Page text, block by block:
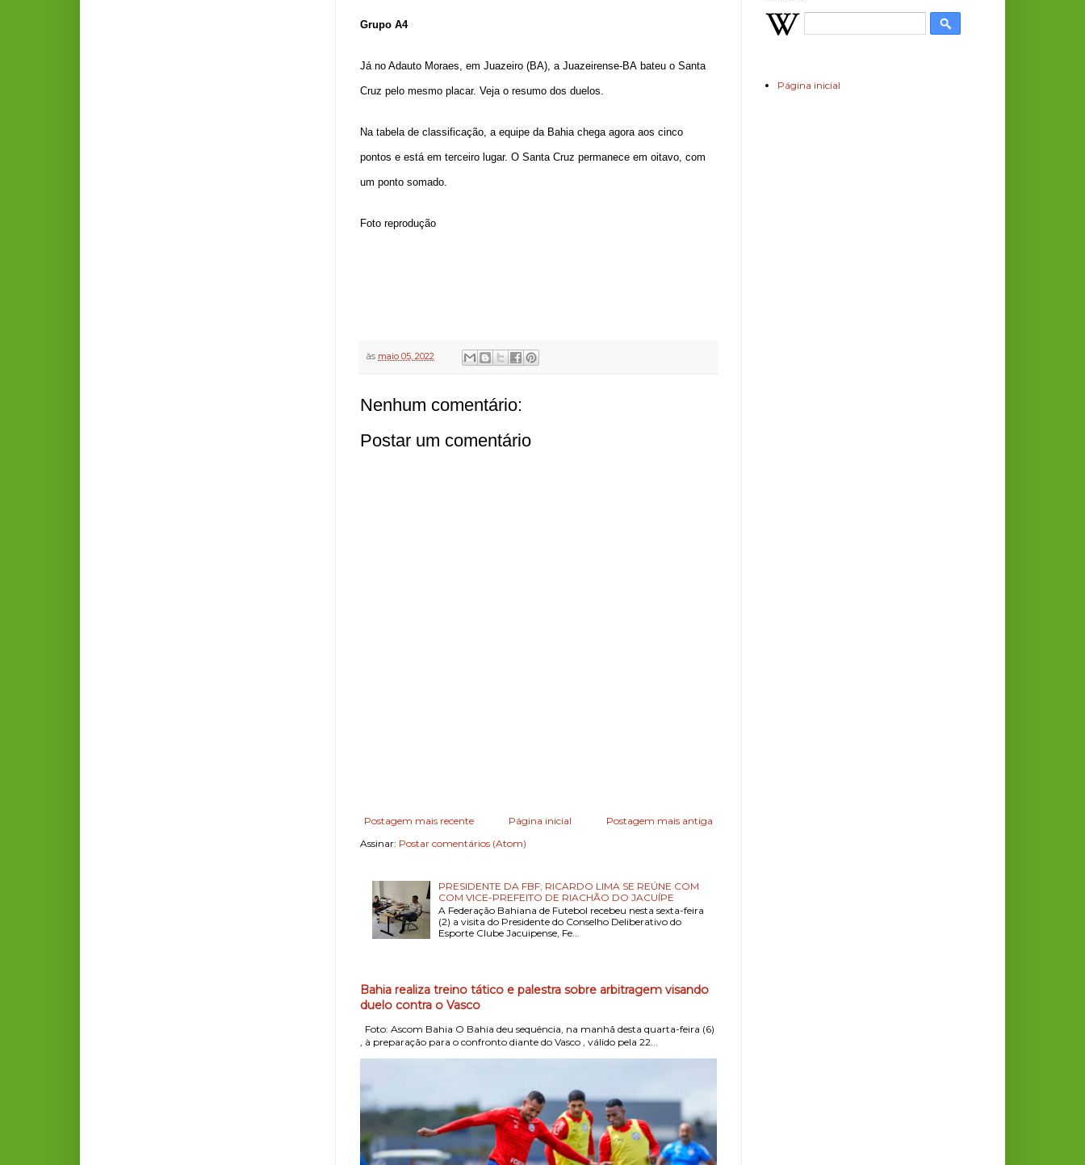
Grupo A4
Já no Adauto Moraes, em Juazeiro (BA), a Juazeirense-BA bateu o Santa
Cruz pelo mesmo placar. Veja o resumo dos duelos.
Na tabela de classificação, a equipe da Bahia chega agora aos cinco
pontos e está em terceiro lugar. O Santa Cruz permanece em oitavo, com
um ponto somado.
Foto reprodução
às maio 05, 2022
Nenhum comentário:
Postar um comentário
Postagem mais recente Postagem mais antiga
Página inicial
Assinar: Postar comentários (Atom)
PRESIDENTE DA FBF; RICARDO LIMA SE REÚNE COM
COM VICE-PREFEITO DE RIACHÃO DO JACUÍPE
A Federação Bahiana de Futebol recebeu nesta sexta-feira
(2) a visita do Presidente do Conselho Deliberativo do
Esporte Clube Jacuipense, Fe...
Bahia realiza treino tático e palestra sobre arbitragem visando
duelo contra o Vasco
Foto: Ascom Bahia O Bahia deu sequência, na manhã desta quarta-feira (6)
, à preparação para o confronto diante do Vasco , válido pela 22...
Página inicial